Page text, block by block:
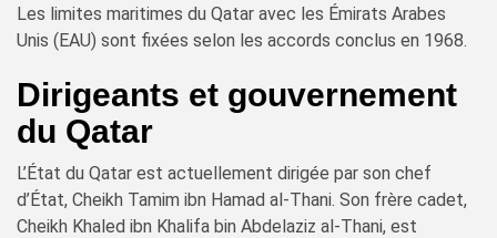
Les limites maritimes du Qatar avec les Émirats Arabes
Unis (EAU) sont fixées selon les accords conclus en 1968.
Dirigeants et gouvernement
du Qatar
L’État du Qatar est actuellement dirigée par son chef
d’État, Cheikh Tamim ibn Hamad al-Thani. Son frère cadet,
Cheikh Khaled ibn Khalifa bin Abdelaziz al-Thani, est